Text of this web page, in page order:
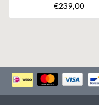
€239,00